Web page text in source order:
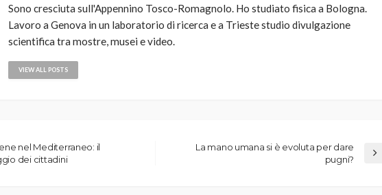
Sono cresciuta sull'Appennino Tosco-Romagnolo. Ho studiato fisica a Bologna.
Lavoro a Genova in un laboratorio di ricerca e a Trieste studio divulgazione
scientifica tra mostre, musei e video.
VIEW ALL POSTS
nel Mediterraneo: il
dei cittadini
La mano umana si è evoluta per dare
pugni?